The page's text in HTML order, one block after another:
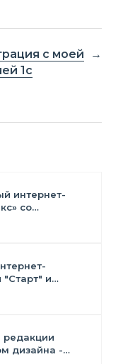
с моей
1с
интернет-
со
"Старт" и
редакции
дизайна -